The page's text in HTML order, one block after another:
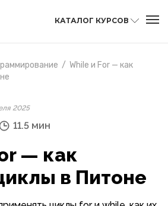
КАТАЛОГ КУРСОВ
/ While и For — как
2025
11.5 мин
— как
в Питоне